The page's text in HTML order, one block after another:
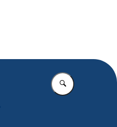
Vul in wat u